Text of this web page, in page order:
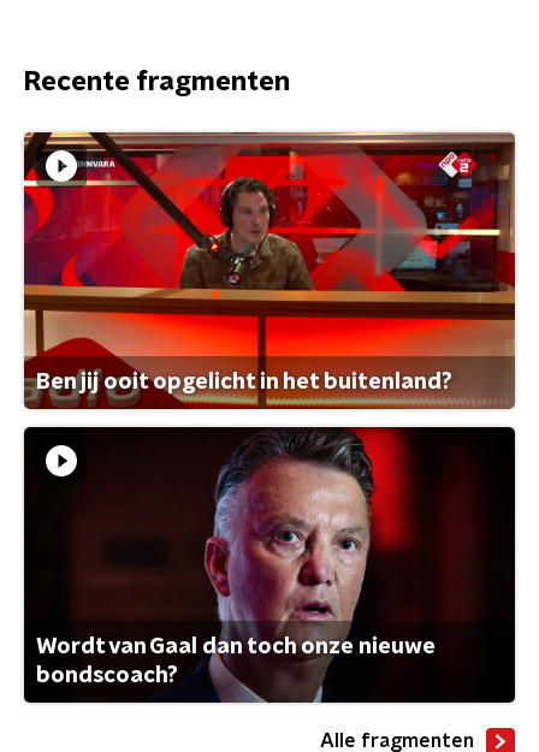
Recente fragmenten
Ben jij ooit opgelicht in het buitenland?
Wordt van Gaal dan toch onze nieuwe
bondscoach?
Alle fragmenten